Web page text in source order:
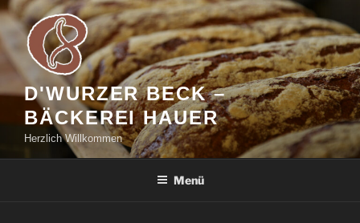
Zum
springen
D'WURZER BECK –
BÄCKEREI HAUER
Herzlich Willkommen
Menü